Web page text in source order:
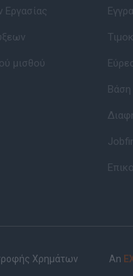
μισθού
Βάση
Χρημάτων An